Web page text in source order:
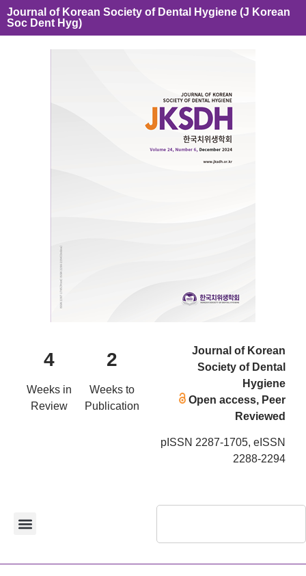
Journal of Korean Society of Dental Hygiene (J Korean
Soc Dent Hyg)
4
Weeks in
Review
2
Weeks to
Publication
Journal of Korean
Society of Dental
Hygiene
Open access, Peer
Reviewed
pISSN 2287-1705, eISSN
2288-2294